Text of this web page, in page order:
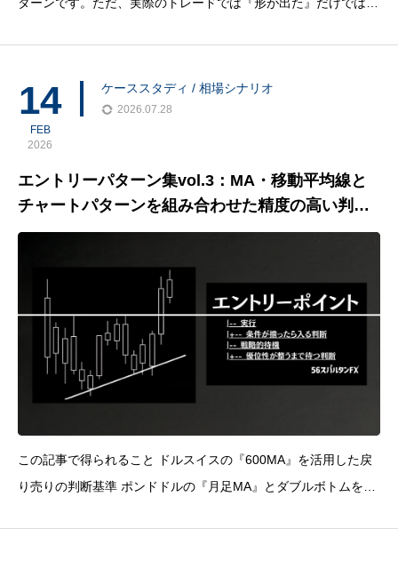
ろっているかまで見て、ようやく執行の候補になります。この記
事で
14
FEB
2026
ケーススタディ / 相場シナリオ
2026.07.28
エントリーパターン集vol.3：MA・移動平均線と
チャートパターンを組み合わせた精度の高い判定
方法
この記事で得られること ドルスイスの『600MA』を活用した戻
り売りの判断基準 ポンドドルの『月足MA』とダブルボトムを組